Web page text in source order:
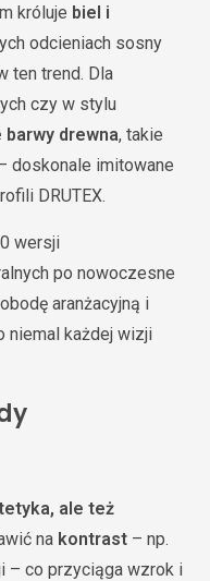
króluje biel i
odcieniach sosny
ten trend. Dla
czy w stylu
barwy drewna, takie
doskonale imitowane
DRUTEX.
wersji
po nowoczesne
aranżacyjną i
niemal każdej wizji
ale też
na kontrast – np.
– co przyciąga wzrok i